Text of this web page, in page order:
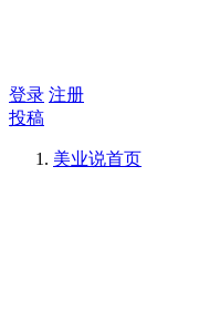
登录 注册
投稿
美业说首页